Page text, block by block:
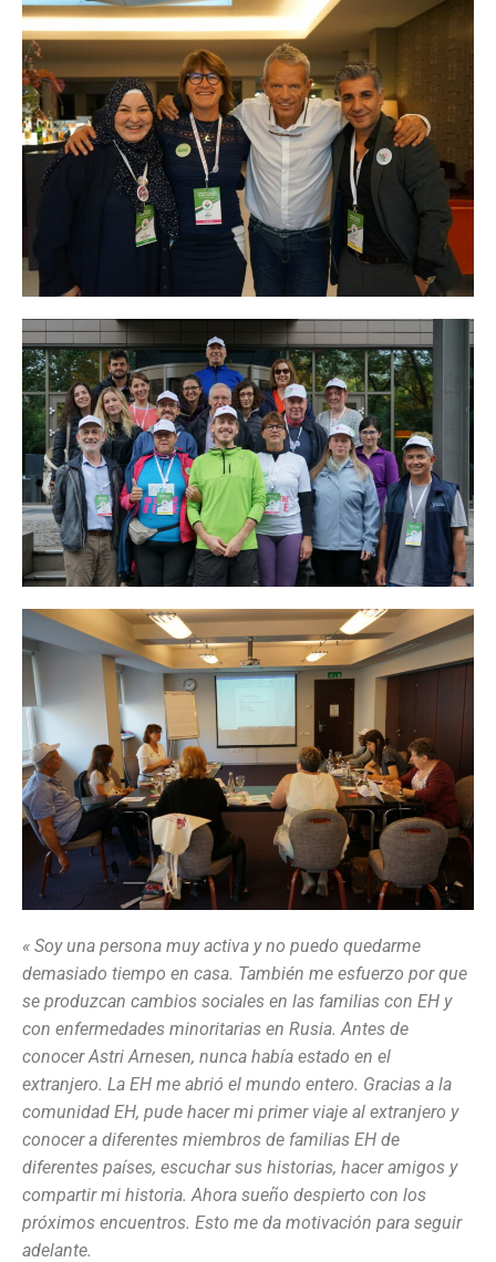
« Soy una persona muy activa y no puedo quedarme
demasiado tiempo en casa. También me esfuerzo por que
se produzcan cambios sociales en las familias con EH y
con enfermedades minoritarias en Rusia. Antes de
conocer Astri Arnesen, nunca había estado en el
extranjero. La EH me abrió el mundo entero. Gracias a la
comunidad EH, pude hacer mi primer viaje al extranjero y
conocer a diferentes miembros de familias EH de
diferentes países, escuchar sus historias, hacer amigos y
compartir mi historia. Ahora sueño despierto con los
próximos encuentros. Esto me da motivación para seguir
adelante.